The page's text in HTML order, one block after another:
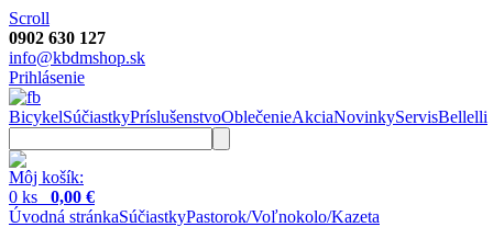
Scroll
0902 630 127
info@kbdmshop.sk
Prihlásenie
BicykelSúčiastkyPríslušenstvoOblečenieAkciaNovinkyServisBellelli
Môj košík:
0 ks 0,00 €
Úvodná stránkaSúčiastkyPastorok/Voľnokolo/Kazeta